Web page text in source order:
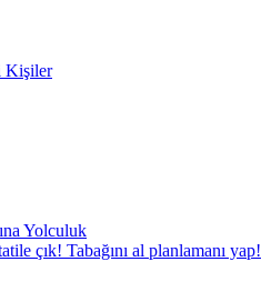
Kişiler
Yolculuk
çık! Tabağını al planlamanı yap!